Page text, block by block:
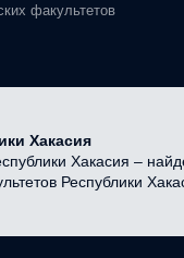
факультетов
Хакасия
Хакасия –
Республики